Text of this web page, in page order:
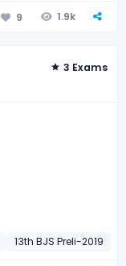
9 1.9k
3 Exams
13th BJS Preli-2019